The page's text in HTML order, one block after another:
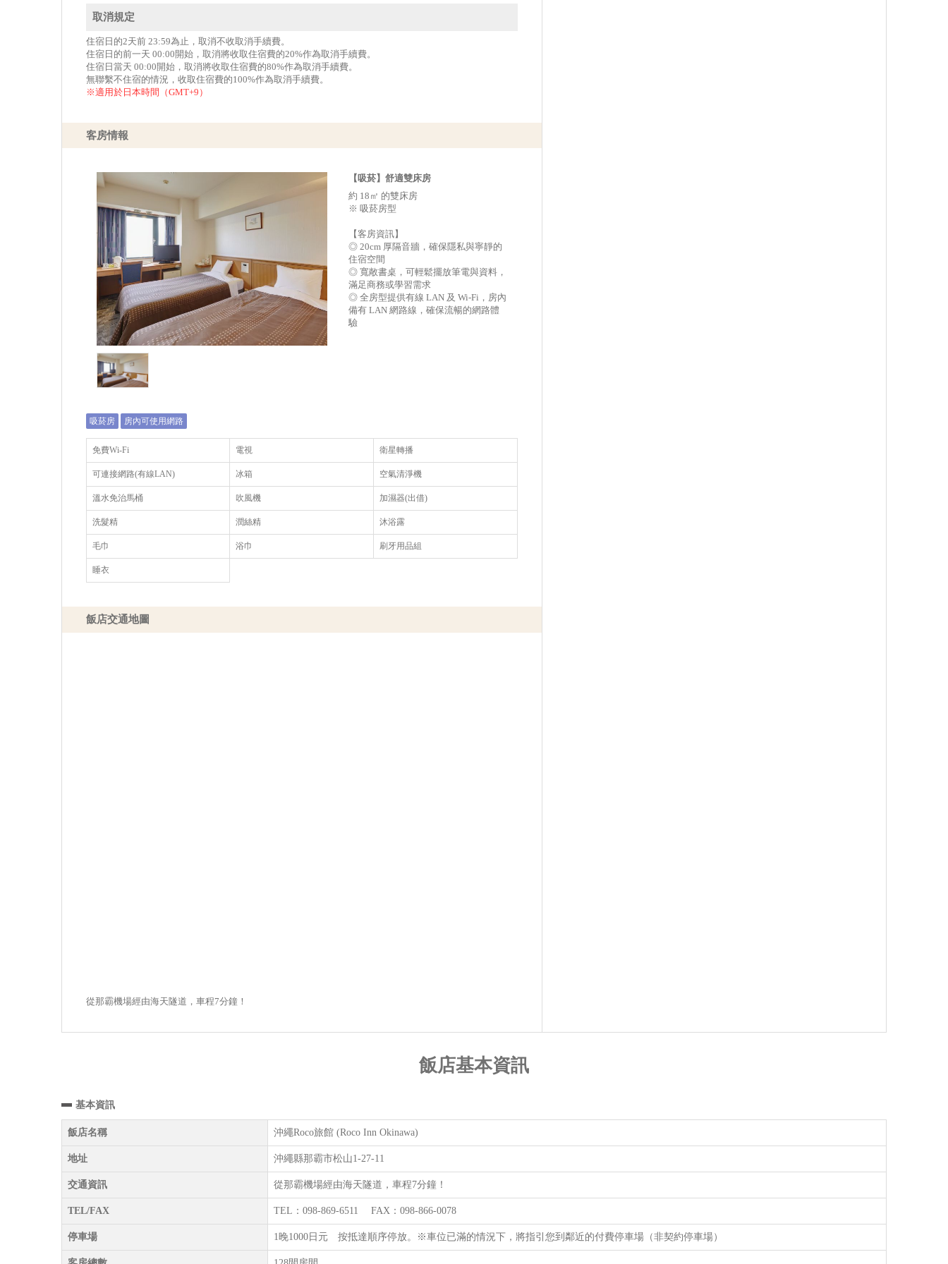
取消規定
住宿日的2天前 23:59為止，取消不收取消手續費。
住宿日的前一天 00:00開始，取消將收取住宿費的20%作為取消手續費。
住宿日當天 00:00開始，取消將收取住宿費的80%作為取消手續費。
無聯繫不住宿的情況，收取住宿費的100%作為取消手續費。
※適用於日本時間（GMT+9）
客房情報
【吸菸】舒適雙床房
約 18㎡ 的雙床房
※ 吸菸房型
【客房資訊】
◎ 20cm 厚隔音牆，確保隱私與寧靜的
住宿空間
◎ 寬敞書桌，可輕鬆擺放筆電與資料，
滿足商務或學習需求
◎ 全房型提供有線 LAN 及 Wi-Fi，房內
備有 LAN 網路線，確保流暢的網路體
驗
吸菸房 房內可使用網路
免費Wi-Fi 電視 衛星轉播
可連接網路(有線LAN) 冰箱 空氣清淨機
溫水免治馬桶 吹風機 加濕器(出借)
洗髮精 潤絲精 沐浴露
毛巾 浴巾 刷牙用品組
睡衣
飯店交通地圖
從那霸機場經由海天隧道，車程7分鐘！
飯店基本資訊
基本資訊
飯店名稱 沖繩Roco旅館 (Roco Inn Okinawa)
地址 沖繩縣那霸市松山1-27-11
交通資訊 從那霸機場經由海天隧道，車程7分鐘！
TEL/FAX TEL：098-869-6511 FAX：098-866-0078
停車場 1晚1000日元 按抵達順序停放。※車位已滿的情況下，將指引您到鄰近的付費停車場（非契約停車場）